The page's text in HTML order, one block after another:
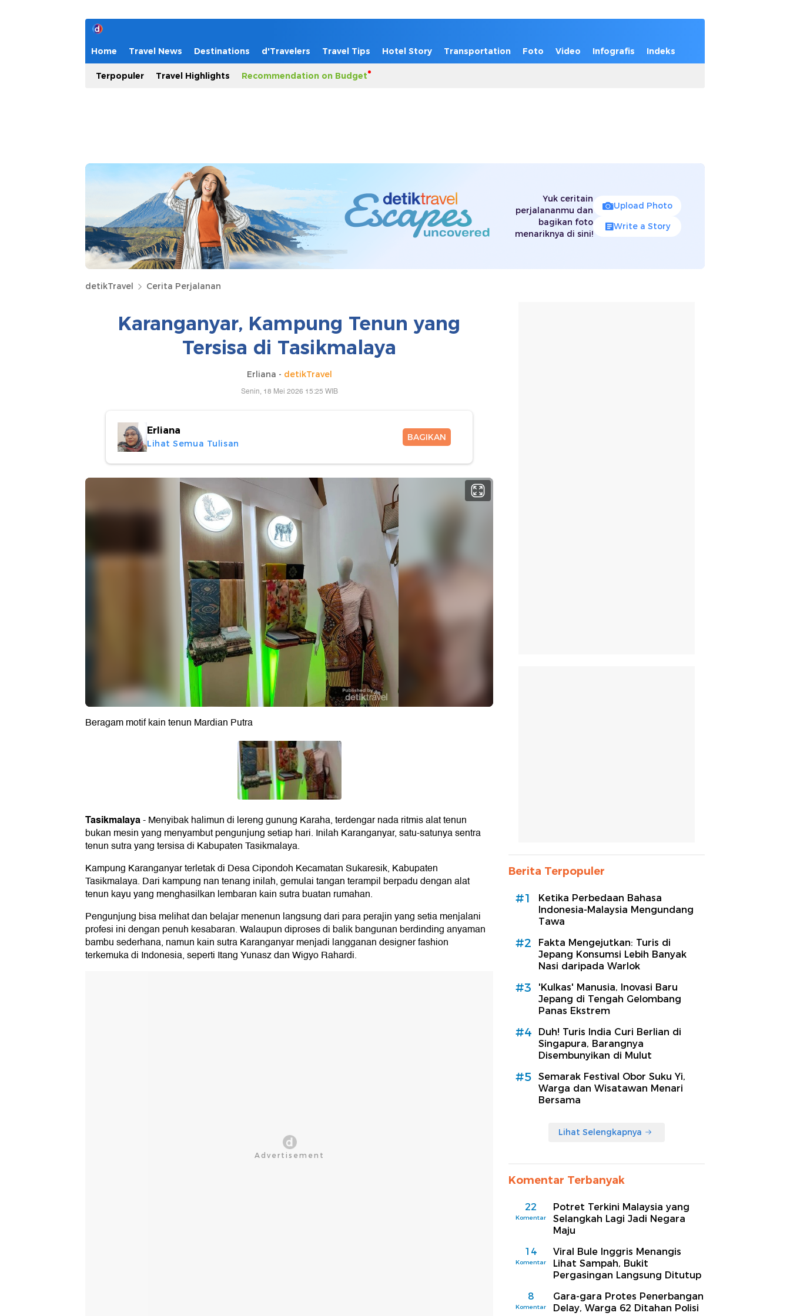
Home Travel News Destinations d'Travelers Travel Tips Hotel Story Transportation Foto Video Infografis Indeks
Terpopuler Travel Highlights Recommendation on Budget
Yuk ceritain
perjalananmu dan
bagikan foto
menariknya di sini!
Upload Photo
Write a Story
detikTravel Cerita Perjalanan
Karanganyar, Kampung Tenun yang
Tersisa di Tasikmalaya
Erliana - detikTravel
Senin, 18 Mei 2026 15:25 WIB
Erliana
Lihat Semua Tulisan
BAGIKAN
Beragam motif kain tenun Mardian Putra
Tasikmalaya-Menyibak halimun di lereng gunung Karaha, terdengar nada ritmis alat tenun
bukan mesin yang menyambut pengunjung setiap hari. Inilah Karanganyar, satu-satunya sentra
tenun sutra yang tersisa di Kabupaten Tasikmalaya.
Kampung Karanganyar terletak di Desa Cipondoh Kecamatan Sukaresik, Kabupaten
Tasikmalaya. Dari kampung nan tenang inilah, gemulai tangan terampil berpadu dengan alat
tenun kayu yang menghasilkan lembaran kain sutra buatan rumahan.
Pengunjung bisa melihat dan belajar menenun langsung dari para perajin yang setia menjalani
profesi ini dengan penuh kesabaran. Walaupun diproses di balik bangunan berdinding anyaman
bambu sederhana, namun kain sutra Karanganyar menjadi langganan designer fashion
terkemuka di Indonesia, seperti Itang Yunasz dan Wigyo Rahardi.
Berita Terpopuler
#1
Ketika Perbedaan Bahasa
Indonesia-Malaysia Mengundang
Tawa
#2
Fakta Mengejutkan: Turis di
Jepang Konsumsi Lebih Banyak
Nasi daripada Warlok
#3
'Kulkas' Manusia, Inovasi Baru
Jepang di Tengah Gelombang
Panas Ekstrem
#4
Duh! Turis India Curi Berlian di
Singapura, Barangnya
Disembunyikan di Mulut
#5
Semarak Festival Obor Suku Yi,
Warga dan Wisatawan Menari
Bersama
Lihat Selengkapnya
Komentar Terbanyak
22
Komentar
Potret Terkini Malaysia yang
Selangkah Lagi Jadi Negara
Maju
14
Komentar
Viral Bule Inggris Menangis
Lihat Sampah, Bukit
Pergasingan Langsung Ditutup
8
Komentar
Gara-gara Protes Penerbangan
Delay, Warga 62 Ditahan Polisi